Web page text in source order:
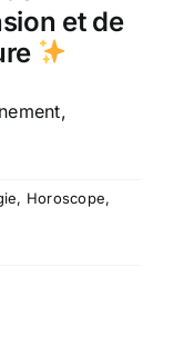
et de
, Horoscope,